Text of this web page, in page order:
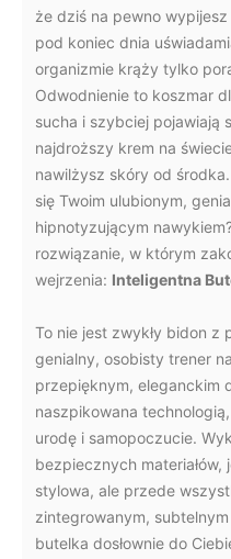
że dziś na pewno
pod koniec dnia
organizmie krąży tylko
Odwodnienie to koszmar
sucha i szybciej pojawiają
najdroższy krem na
nawilżysz skóry od
się Twoim ulubionym,
hipnotyzującym
rozwiązanie, w którym
wejrzenia: Inteligentna
To nie jest zwykły bidon z
genialny, osobisty trener
przepięknym, eleganckim
naszpikowana
urodę i samopoczucie.
bezpiecznych
stylowa, ale przede
zintegrowanym,
butelka dosłownie do